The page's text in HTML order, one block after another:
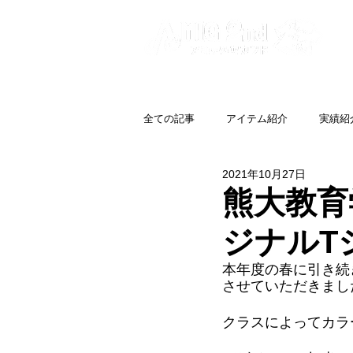
全ての記事 アイテム紹介 実績紹
熊大教
ジナルT
2021年10月27日
本年度の春に引き
させていただきま
クラスによってカ